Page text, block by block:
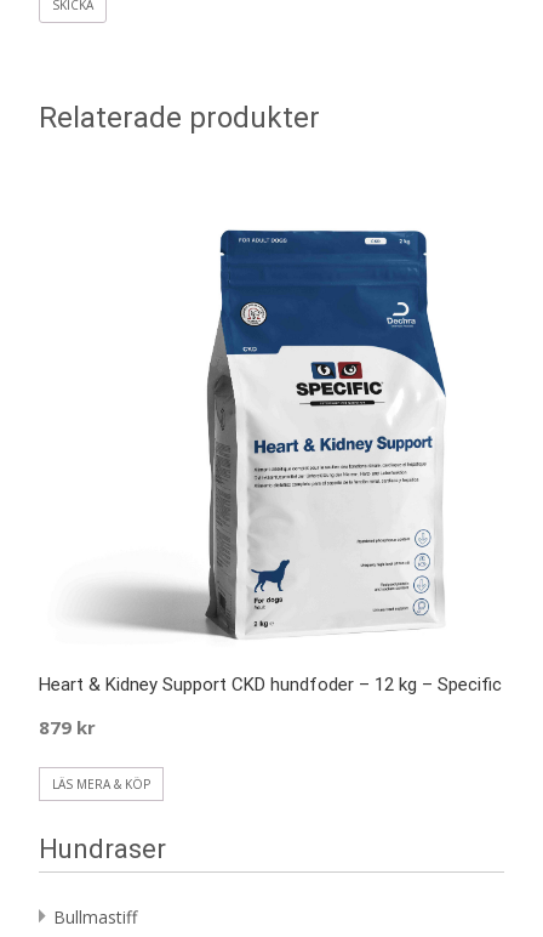
Relaterade produkter
Heart & Kidney Support CKD hundfoder – 12 kg – Specific
879 kr
LÄS MERA & KÖP
Hundraser
Bullmastiff